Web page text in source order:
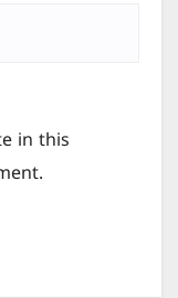
in this